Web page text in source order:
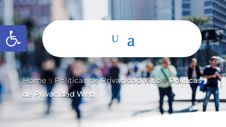
Abrir barra de herramientas
Home 9 Políticas de Privacidad Web 9 Políticas
de Privacidad Web